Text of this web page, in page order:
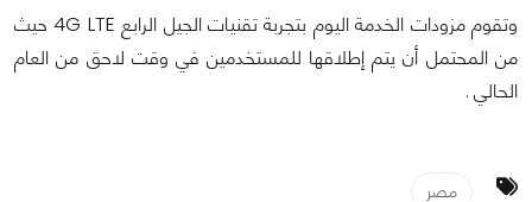
وتقوم مزودات الخدمة اليوم بتجربة تقنيات الجيل الرابع 4G LTE حيث
من المحتمل أن يتم إطلاقها للمستخدمين في وقت لاحق من العام
الحالي .
مصر